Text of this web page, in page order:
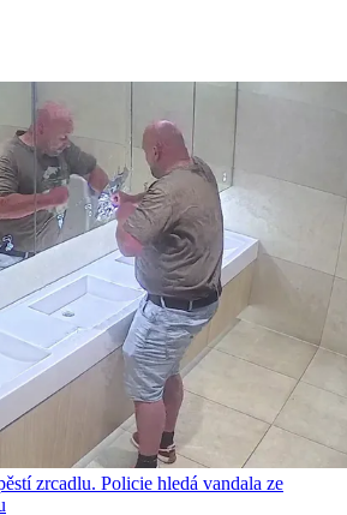
zrcadlu. Policie hledá vandala ze